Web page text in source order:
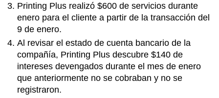
Printing Plus realizó $600 de servicios durante
enero para el cliente a partir de la transacción del
9 de enero.
Al revisar el estado de cuenta bancario de la
compañía, Printing Plus descubre $140 de
intereses devengados durante el mes de enero
que anteriormente no se cobraban y no se
registraron.